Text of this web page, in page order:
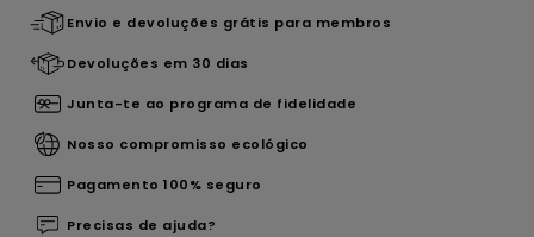
Envio e devoluções grátis para membros
Devoluções em 30 dias
Junta-te ao programa de fidelidade
Nosso compromisso ecológico
Pagamento 100% seguro
Precisas de ajuda?